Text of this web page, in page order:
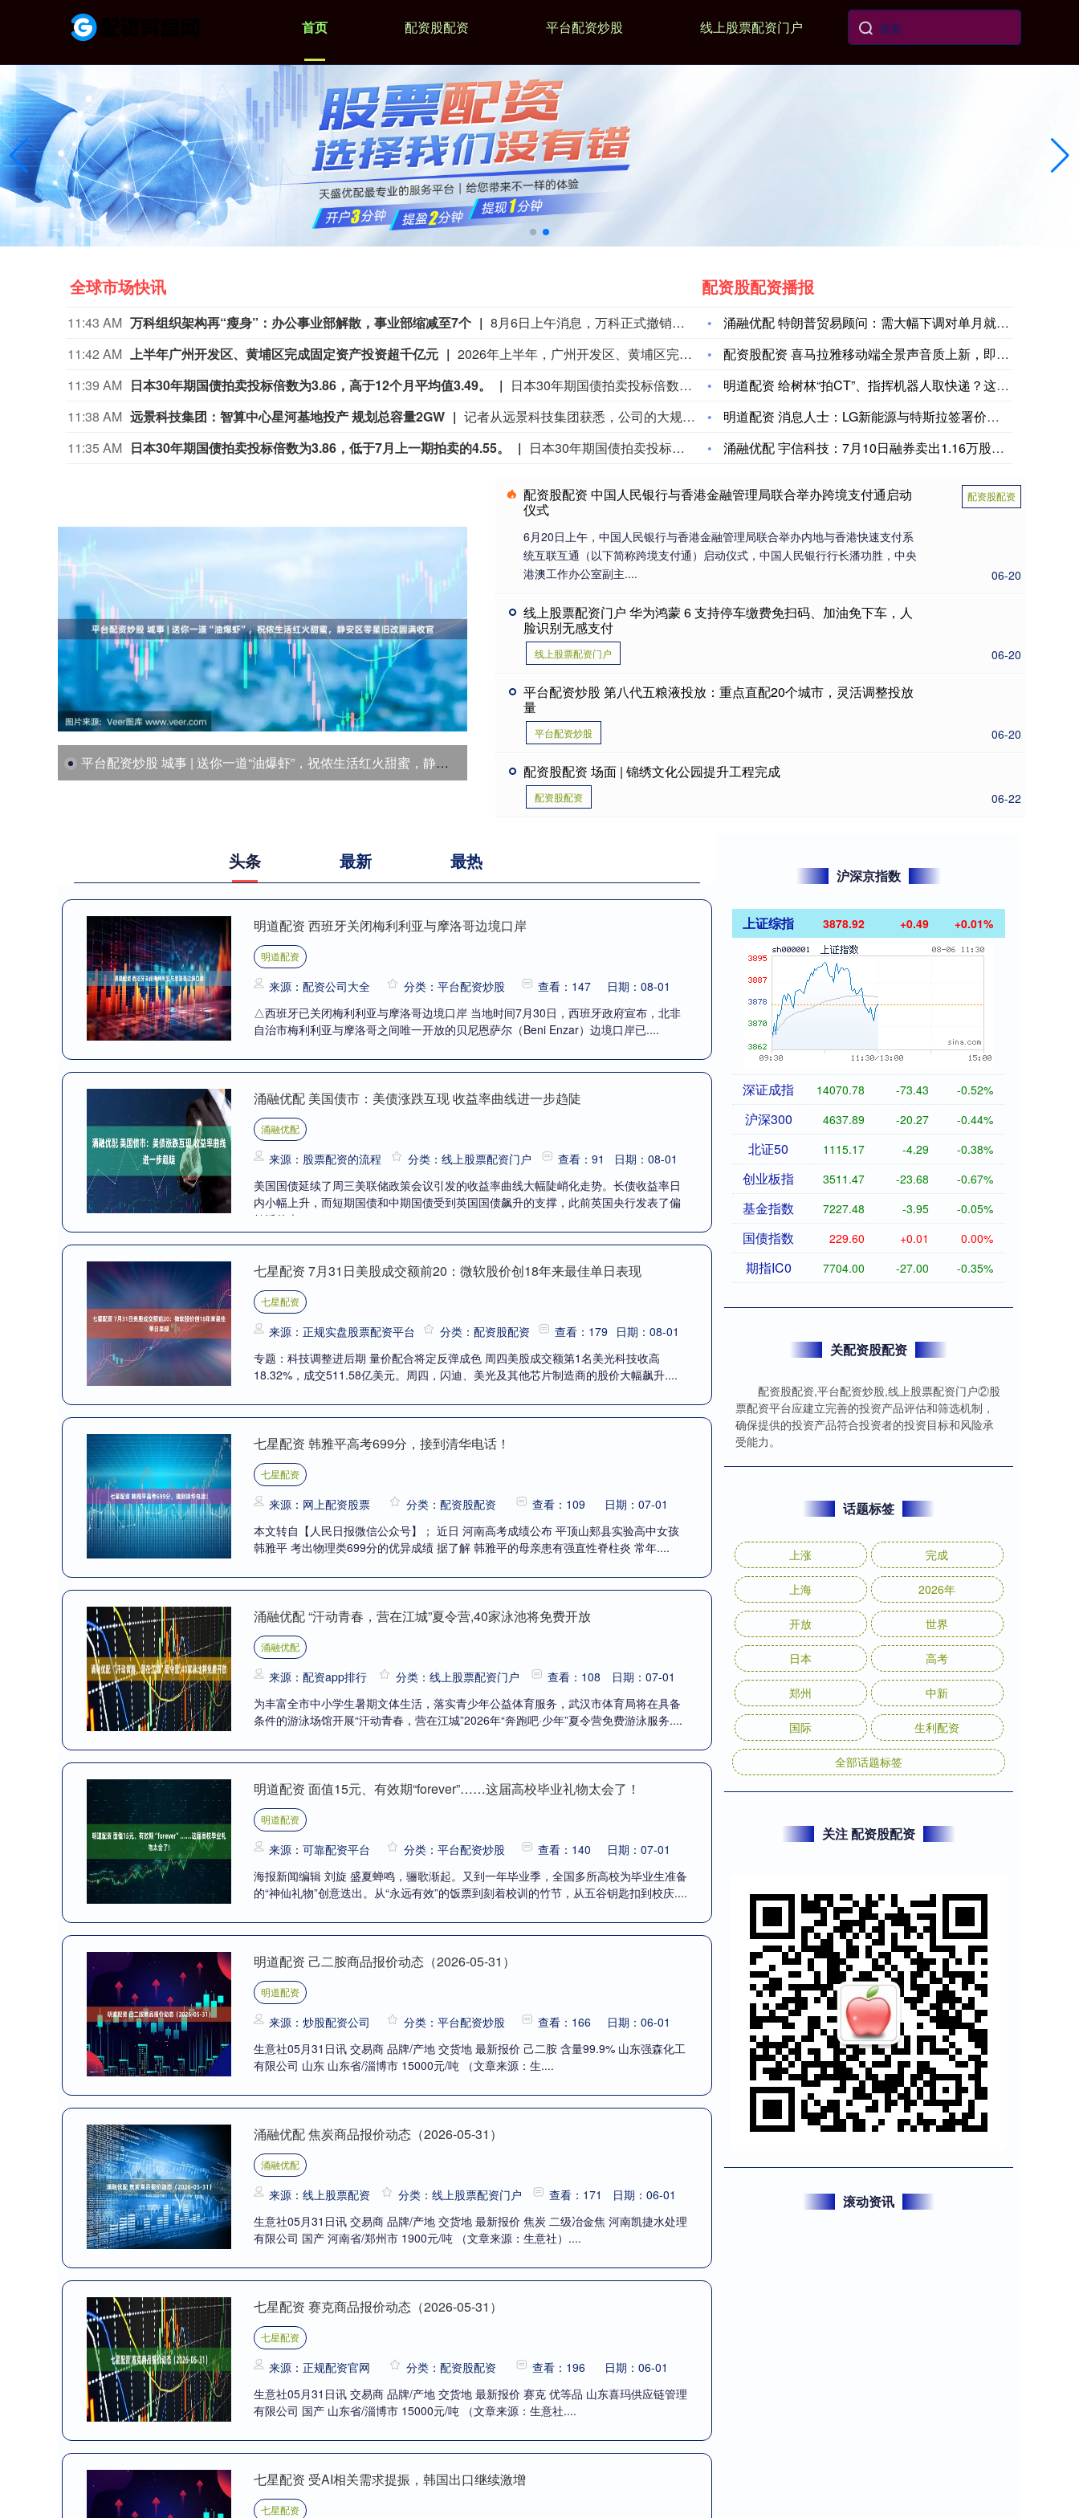
首页 配资股配资 平台配资炒股 线上股票配资门户
全球市场快讯
11:43 AM 万科组织架构再“瘦身”：办公事业部解散，事业部缩减至7个
8月6日上午消息，万科正式撤销办公事业部。调整后，公司事业部数量由8个缩减至7个。据知情人士透露，办公事业部撤销后，各个项目并入各自城市公司，事业部负责人卢冰转任中航万科负责人，事业部部分员工转岗至城市公司，部分员工按优化方案获赔离职。目前，万科官网组织架构资料也已作出更新。对此调整，截至发稿，万科方面暂无官方回应。
11:42 AM 上半年广州开发区、黄埔区完成固定资产投资超千亿元
2026年上半年，广州开发区、黄埔区完成固定资产投资1015.6亿元；完成工业投资348.8亿元，同比增长9.4%。2026年1月至6月，广州开发区、黄埔区累计签约项目300个，协议投资总额约1052亿元，签约百亿级项目5个，其中投资、产值“双百亿”项目3个，签约十亿级项目19个。3个“双百亿”项目分别是：融捷集团广州开发区新能源智造基地项目、广合科技高端PCB电路板项目、兴森快捷AI集成电路载板项目。
11:39 AM 日本30年期国债拍卖投标倍数为3.86，高于12个月平均值3.49。
日本30年期国债拍卖投标倍数为3.86，高于12个月平均值3.49。
11:38 AM 远景科技集团：智算中心星河基地投产 规划总容量2GW
记者从远景科技集团获悉，公司的大规模智算中心“远景乌兰察布星河基地”已正式投产，基地绿电直连比例超80%，总建筑体量12万平方米。据悉，该基地总规划容量达2GW，是远景戈壁使命计划落地的首个项目。 (财联社)
11:35 AM 日本30年期国债拍卖投标倍数为3.86，低于7月上一期拍卖的4.55。 日本30年期国债拍卖投标倍数为3.86，低于7月上一期拍卖的4.55。
配资股配资播报
涌融优配 特朗普贸易顾问：需大幅下调对单月就业人数的预期
配资股配资 喜马拉雅移动端全景声音质上新，即刻尽享沉浸式收听
明道配资 给树林“拍CT”、指挥机器人取快递？这个新专业把科
明道配资 消息人士：LG新能源与特斯拉签署价值43亿美元电池
涌融优配 宇信科技：7月10日融券卖出1.16万股，融资融券
平台配资炒股 城事 | 送你一道“油爆虾”，祝侬生活红火甜蜜，静安区零星旧改圆满收官
配资股配资
配资股配资 中国人民银行与香港金融管理局联合举办跨境支付通启动
仪式
6月20日上午，中国人民银行与香港金融管理局联合举办内地与香港快速支付系
统互联互通（以下简称跨境支付通）启动仪式，中国人民银行行长潘功胜，中央
港澳工作办公室副主....
06-20
线上股票配资门户 华为鸿蒙 6 支持停车缴费免扫码、加油免下车，人
脸识别无感支付
线上股票配资门户 06-20
平台配资炒股 第八代五粮液投放：重点直配20个城市，灵活调整投放
量
平台配资炒股 06-20
配资股配资 场面 | 锦绣文化公园提升工程完成
配资股配资 06-22
头条 最新 最热
明道配资 西班牙关闭梅利利亚与摩洛哥边境口岸
明道配资
来源：配资公司大全 分类：平台配资炒股 查看：147
日期：08-01
△西班牙已关闭梅利利亚与摩洛哥边境口岸 当地时间7月30日，西班牙政府宣布，北非
自治市梅利利亚与摩洛哥之间唯一开放的贝尼恩萨尔（Beni Enzar）边境口岸已....
涌融优配 美国债市：美债涨跌互现 收益率曲线进一步趋陡
涌融优配
来源：股票配资的流程 分类：线上股票配资门户 查看：91
日期：08-01
美国国债延续了周三美联储政策会议引发的收益率曲线大幅陡峭化走势。长债收益率日
内小幅上升，而短期国债和中期国债受到英国国债飙升的支撑，此前英国央行发表了偏
鸽派的声....
七星配资 7月31日美股成交额前20：微软股价创18年来最佳单日表现
七星配资
来源：正规实盘股票配资平台 分类：配资股配资 查看：179
日期：08-01
专题：科技调整进后期 量价配合将定反弹成色 周四美股成交额第1名美光科技收高
18.32%，成交511.58亿美元。周四，闪迪、美光及其他芯片制造商的股价大幅飙升....
七星配资 韩雅平高考699分，接到清华电话！
七星配资
来源：网上配资股票 分类：配资股配资 查看：109
日期：07-01
本文转自【人民日报微信公众号】； 近日 河南高考成绩公布 平顶山郏县实验高中女孩
韩雅平 考出物理类699分的优异成绩 据了解 韩雅平的母亲患有强直性脊柱炎 常年....
涌融优配 “汗动青春，营在江城”夏令营,40家泳池将免费开放
涌融优配
来源：配资app排行 分类：线上股票配资门户 查看：108
日期：07-01
为丰富全市中小学生暑期文体生活，落实青少年公益体育服务，武汉市体育局将在具备
条件的游泳场馆开展“汗动青春，营在江城”2026年“奔跑吧·少年”夏令营免费游泳服务....
明道配资 面值15元、有效期“forever”……这届高校毕业礼物太会了！
明道配资
来源：可靠配资平台 分类：平台配资炒股 查看：140
日期：07-01
海报新闻编辑 刘旋 盛夏蝉鸣，骊歌渐起。又到一年毕业季，全国多所高校为毕业生准备
的“神仙礼物”创意迭出。从“永远有效”的饭票到刻着校训的竹节，从五谷钥匙扣到校庆....
明道配资 己二胺商品报价动态（2026-05-31）
明道配资
来源：炒股配资公司 分类：平台配资炒股 查看：166
日期：06-01
生意社05月31日讯 交易商 品牌/产地 交货地 最新报价 己二胺 含量99.9% 山东强森化工
有限公司 山东 山东省/淄博市 15000元/吨 （文章来源：生....
涌融优配 焦炭商品报价动态（2026-05-31）
涌融优配
来源：线上股票配资 分类：线上股票配资门户 查看：171
日期：06-01
生意社05月31日讯 交易商 品牌/产地 交货地 最新报价 焦炭 二级冶金焦 河南凯捷水处理
有限公司 国产 河南省/郑州市 1900元/吨 （文章来源：生意社）....
七星配资 赛克商品报价动态（2026-05-31）
七星配资
来源：正规配资官网 分类：配资股配资 查看：196
日期：06-01
生意社05月31日讯 交易商 品牌/产地 交货地 最新报价 赛克 优等品 山东喜玛供应链管理
有限公司 国产 山东省/淄博市 15000元/吨 （文章来源：生意社....
七星配资 受AI相关需求提振，韩国出口继续激增
七星配资
沪深京指数
上证综指 3878.92 +0.49 +0.01%
深证成指 14070.78 -73.43 -0.52%
沪深300 4637.89 -20.27 -0.44%
北证50 1115.17 -4.29 -0.38%
创业板指 3511.47 -23.68 -0.67%
基金指数 7227.48 -3.95 -0.05%
国债指数 229.60 +0.01 0.00%
期指IC0 7704.00 -27.00 -0.35%
关配资股配资
配资股配资,平台配资炒股,线上股票配资门户②股
票配资平台应建立完善的投资产品评估和筛选机制，
确保提供的投资产品符合投资者的投资目标和风险承
受能力。
话题标签
上涨 完成
上海 2026年
开放 世界
日本 高考
郑州 中新
国际 生利配资
全部话题标签
关注 配资股配资
滚动资讯